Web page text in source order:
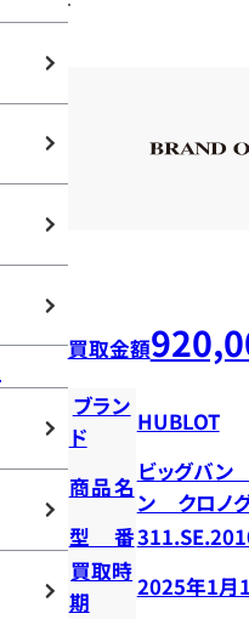
買取金額
ブラン
ド
HUBLOT
商品名
ビッグバ
ン クロノ
型番
買取時
期
2025年1月